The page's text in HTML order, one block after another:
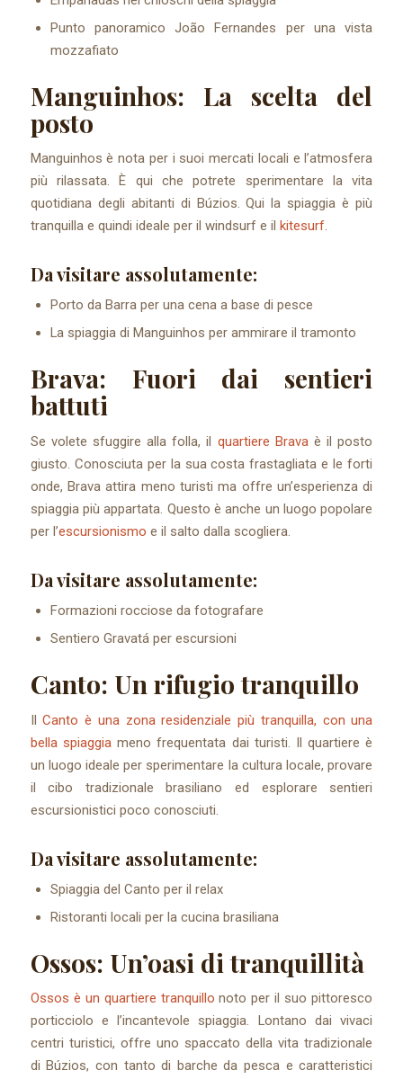
Punto panoramico João Fernandes per una vista
mozzafiato
Manguinhos: La scelta del
posto
Manguinhos è nota per i suoi mercati locali e l’atmosfera
più rilassata. È qui che potrete sperimentare la vita
quotidiana degli abitanti di Búzios. Qui la spiaggia è più
tranquilla e quindi ideale per il windsurf e il kitesurf.
Da visitare assolutamente:
Porto da Barra per una cena a base di pesce
La spiaggia di Manguinhos per ammirare il tramonto
Brava: Fuori dai sentieri
battuti
Se volete sfuggire alla folla, il quartiere Bravaè il posto
giusto. Conosciuta per la sua costa frastagliata e le forti
onde, Brava attira meno turisti ma offre un’esperienza di
spiaggia più appartata. Questo è anche un luogo popolare
per l’escursionismo e il salto dalla scogliera.
Da visitare assolutamente:
Formazioni rocciose da fotografare
Sentiero Gravatá per escursioni
Canto: Un rifugio tranquillo
IlCanto è una zona residenziale più tranquilla, con una
bella spiaggiameno frequentata dai turisti. Il quartiere è
un luogo ideale per sperimentare la cultura locale, provare
il cibo tradizionale brasiliano ed esplorare sentieri
escursionistici poco conosciuti.
Da visitare assolutamente:
Spiaggia del Canto per il relax
Ristoranti locali per la cucina brasiliana
Ossos: Un’oasi di tranquillità
Ossos è un quartiere tranquillo noto per il suo pittoresco
porticciolo e l’incantevole spiaggia. Lontano dai vivaci
centri turistici, offre uno spaccato della vita tradizionale
di Búzios, con tanto di barche da pesca e caratteristici